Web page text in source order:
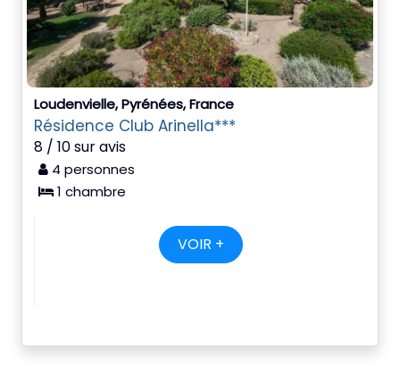
Loudenvielle, Pyrénées, France
Résidence Club Arinella***
8 / 10 sur avis
4 personnes
1 chambre
VOIR +